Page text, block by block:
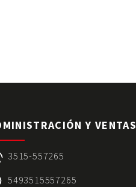
Y VENTAS
3515-557265
5493515557265